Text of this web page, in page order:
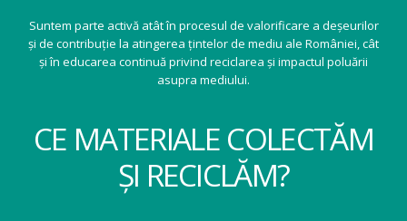
Suntem parte activă atât în procesul de valorificare a deșeurilor
și de contribuție la atingerea țintelor de mediu ale României, cât
și în educarea continuă privind reciclarea și impactul poluării
asupra mediului.
CE MATERIALE COLECTĂM
ȘI RECICLĂM?